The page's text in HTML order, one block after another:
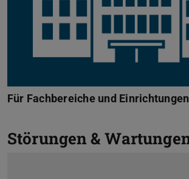
Für Fachbereiche und Einrichtungen
Störungen &